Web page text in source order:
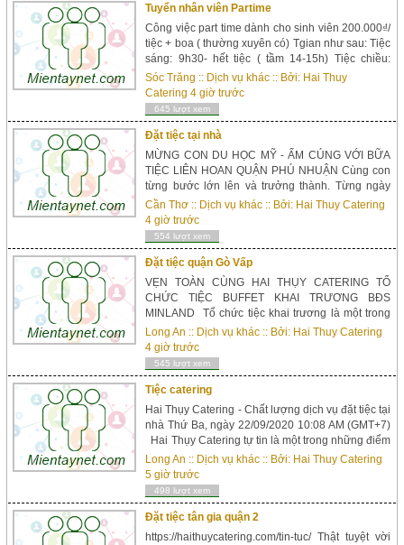
Tuyển nhân viên Partime
Công việc part time dành cho sinh viên 200.000₫/
tiệc + boa ( thường xuyên có) Tgian như sau: Tiệc
sáng: 9h30- hết tiệc ( tầm 14-15h) Tiệc chiều:
15h30-hết tiệc ( tầm 21-22h) Công việc hết sức
đơn giản: � Yêu cầu công việc: Chưa cần có kinh
nghiệm, (Có kinh nghiệm phục vụ tiệc cưới, nhà
hàng càng tốt). � Nữ...
Sóc Trăng :: Dịch vụ khác :: Bởi: Hai Thuy
Catering 4 giờ trước
645 lượt xem
Đặt tiệc tại nhà
MỪNG CON DU HỌC MỸ - ẤM CÚNG VỚI BỮA
TIỆC LIÊN HOAN QUẬN PHÚ NHUẬN Cùng con
từng bước lớn lên và trưởng thành. Từng ngày
nhìn con khôn lớn và rời xa vòng tay của chúng
ta. Hẳn đó chính là khoảnh khắc “nhói” lòng nhất
của các bậc làm cha làm mẹ. Như một chú chim
non đủ lông đủ cánh và bắt đầu những chuyến đi
kiếm ăn s...
Cần Thơ :: Dịch vụ khác :: Bởi: Hai Thuy Catering
4 giờ trước
554 lượt xem
Đặt tiệc quận Gò Vấp
VẸN TOÀN CÙNG HAI THỤY CATERING TỔ
CHỨC TIỆC BUFFET KHAI TRƯƠNG BĐS
MINLAND Tổ chức tiệc khai trương là một trong
những bước đầu tiên thể hiện khao khát thành
công của doanh nghiệp, là một trong những sự
kiện đặc biệt đánh dấu sự ra đời của thương hiệu,
và là khởi đầu để công ty giao lưu với khách
hàng...
Long An :: Dịch vụ khác :: Bởi: Hai Thuy Catering
4 giờ trước
545 lượt xem
Tiệc catering
Hai Thụy Catering - Chất lượng dịch vụ đặt tiệc tại
nhà Thứ Ba, ngày 22/09/2020 10:08 AM (GMT+7)
Hai Thụy Catering tự tin là một trong những điểm
sáng nổi bật trong bức tranh tổng thể của ngành
tổ chức tiệc lưu động đang phát triển mạnh mẽ tại
Việt Nam ngày nay. Tầm nhìn từ niềm đam mê ẩm
thực song song v...
Long An :: Dịch vụ khác :: Bởi: Hai Thuy Catering
5 giờ trước
498 lượt xem
Đặt tiệc tân gia quận 2
https://haithuycatering.com/tin-tuc/ Thật tuyệt vời